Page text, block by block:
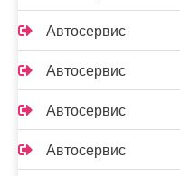
Автосервис
Автосервис
Автосервис
Автосервис